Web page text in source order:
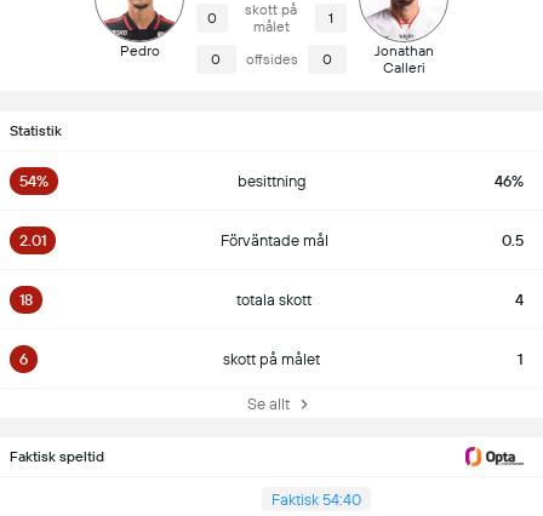
Pedro
0
skott på
målet
1
0 offsides 0
Jonathan
Calleri
Statistik
54% besittning 46%
2.01 Förväntade mål 0.5
18 totala skott 4
6 skott på målet 1
Se allt
Faktisk speltid
Faktisk 54:40